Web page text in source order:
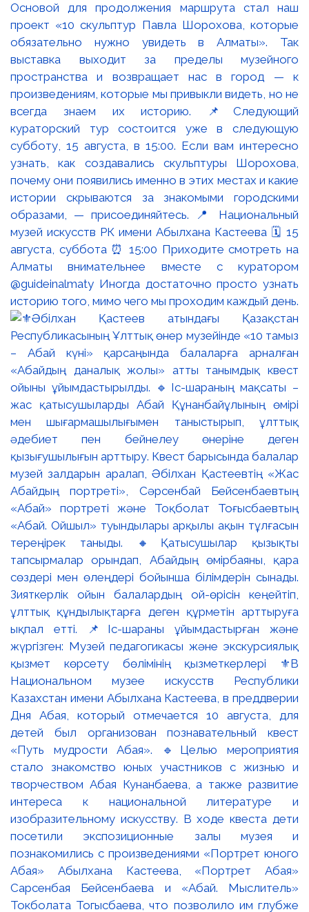
Основой для продолжения маршрута стал наш
проект «10 скульптур Павла Шорохова, которые
обязательно нужно увидеть в Алматы». Так
выставка выходит за пределы музейного
пространства и возвращает нас в город — к
произведениям, которые мы привыкли видеть, но не
всегда знаем их историю. 📌Следующий
кураторский тур состоится уже в следующую
субботу, 15 августа, в 15:00. Если вам интересно
узнать, как создавались скульптуры Шорохова,
почему они появились именно в этих местах и какие
истории скрываются за знакомыми городскими
образами, — присоединяйтесь. 📍 Национальный
музей искусств РК имени Абылхана Кастеева 🗓 15
августа, суббота ⏰ 15:00 Приходите смотреть на
Алматы внимательнее вместе с куратором
@guideinalmaty Иногда достаточно просто узнать
историю того, мимо чего мы проходим каждый день.